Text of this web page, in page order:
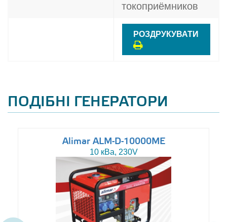
токоприёмников
РОЗДРУКУВАТИ
ПОДІБНІ ГЕНЕРАТОРИ
Alimar ALM-D-10000ME
10 кВа, 230V